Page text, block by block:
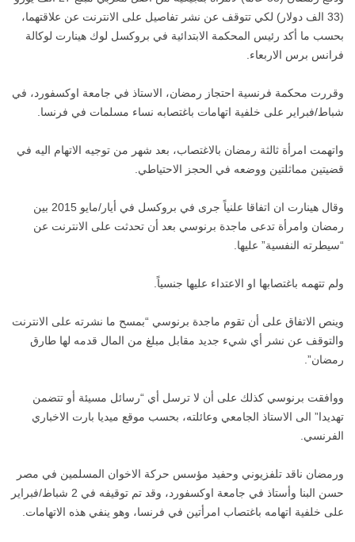
(33 الف دولار) لكي تتوقف عن نشر تفاصيل على الانترنت عن علاقتهما،
بحسب ما أكد رئيس المحكمة الابتدائية في بروكسل لوك هينارت لوكالة
فرانس برس الاربعاء.
وقررت محكمة فرنسية احتجاز رمضان، الاستاذ في جامعة اوكسفورد، في
شباط/فبراير على خلفية اتهامات باغتصابه نساء مسلمات في فرنسا.
واتهمت امرأة ثالثة رمضان بالاغتصاب، بعد شهر من توجيه الاتهام اليه في
قضيتين مماثلتين ووضعه في الحجز الاحتياطي.
وقال هينارت ان اتفاقا علنياً جرى في بروكسل في أيار/مايو 2015 بين
رمضان وامرأة تدعى ماجدة برنوسي بعد أن تحدثت على الانترنت عن
“سيطرته النفسية” عليها.
ولم تتهمه باغتصابها او الاعتداء عليها جنسياً.
وينص الاتفاق على أن تقوم ماجدة برنوسي “بمسح ما نشرته على الانترنت
والتوقف عن نشر أي شيء جديد مقابل مبلغ من المال قدمه لها طارق
رمضان”.
ووافقت برنوسي كذلك على أن لا ترسل أي “رسائل مسيئة أو تتضمن
تهديدا” الى الاستاذ الجامعي وعائلته، بحسب موقع ميديا بارت الاخباري
الفرنسي.
ورمضان ناقد تلفزيوني وحفيد مؤسس حركة الاخوان المسلمين في مصر
حسن البنا وأستاذ في جامعة اوكسفورد، وقد تم توقيفه في 2 شباط/فبراير
على خلفية اتهامه باغتصاب امرأتين في فرنسا، وهو ينفي هذه الاتهامات.